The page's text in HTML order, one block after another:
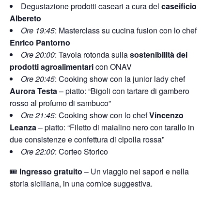
Degustazione prodotti caseari a cura del caseificio
Albereto
Ore 19:45: Masterclass su cucina fusion con lo chef
Enrico Pantorno
Ore 20:00: Tavola rotonda sullasostenibilità dei
prodotti agroalimentaricon ONAV
Ore 20:45: Cooking show con la junior lady chef
Aurora Testa– piatto: “Bigoli con tartare di gambero
rosso al profumo di sambuco”
Ore 21:45: Cooking show con lo chefVincenzo
Leanza– piatto: “Filetto di maialino nero con tarallo in
due consistenze e confettura di cipolla rossa”
Ore 22:00: Corteo Storico
🎟️ Ingresso gratuito – Un viaggio nei sapori e nella
storia siciliana, in una cornice suggestiva.